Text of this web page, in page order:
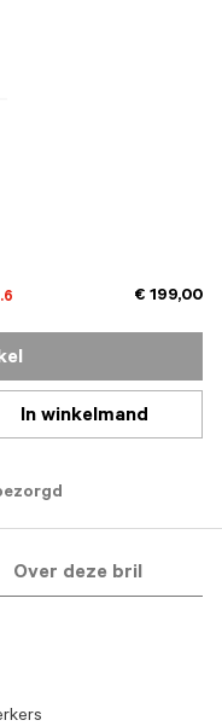
€ 199,00
In winkelmand
Over deze bril